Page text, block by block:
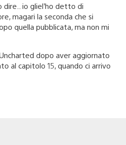
dire.. io gliel’ho detto di
magari la seconda che si
quella pubblicata, ma non mi
dopo aver aggiornato
al capitolo 15, quando ci arrivo